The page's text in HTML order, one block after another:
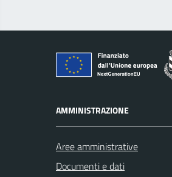
AMMINISTRAZIONE
Aree amministrative
Documenti e dati